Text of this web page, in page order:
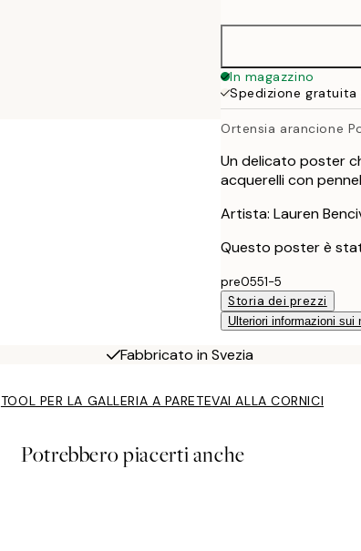
In magazzino
Spedizione
Ortensia arancione
Un delicato poster
acquerelli con
Artista: Lauren
Questo poster è
pre0551-5
Storia dei prezzi
Ulteriori informazioni sui
Fabbricato in Svezia
TOOL PER LA GALLERIA A PARETEVAI ALLA CORNICI
Potrebbero piacerti anche